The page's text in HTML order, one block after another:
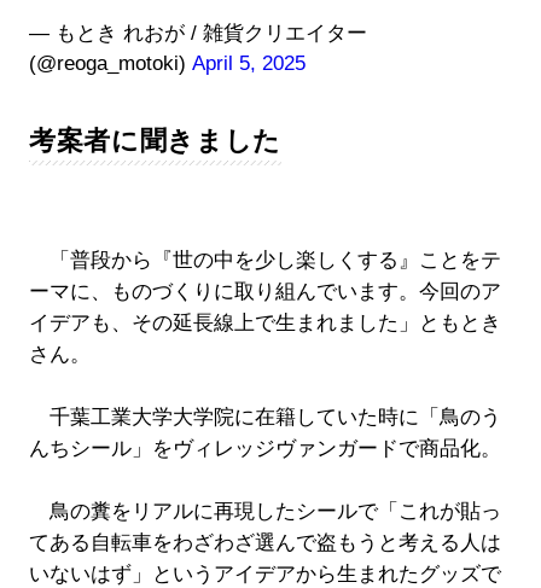
— もとき れおが / 雑貨クリエイター
(@reoga_motoki) April 5, 2025
考案者に聞きました
「普段から『世の中を少し楽しくする』ことをテ
ーマに、ものづくりに取り組んでいます。今回のア
イデアも、その延長線上で生まれました」ともとき
さん。
千葉工業大学大学院に在籍していた時に「鳥のう
んちシール」をヴィレッジヴァンガードで商品化。
鳥の糞をリアルに再現したシールで「これが貼っ
てある自転車をわざわざ選んで盗もうと考える人は
いないはず」というアイデアから生まれたグッズで